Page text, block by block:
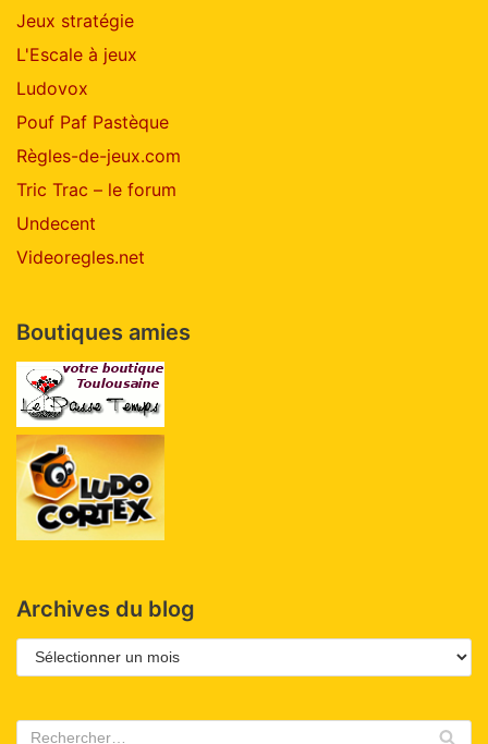
Jeux stratégie
L'Escale à jeux
Ludovox
Pouf Paf Pastèque
Règles-de-jeux.com
Tric Trac – le forum
Undecent
Videoregles.net
Boutiques amies
Archives du blog